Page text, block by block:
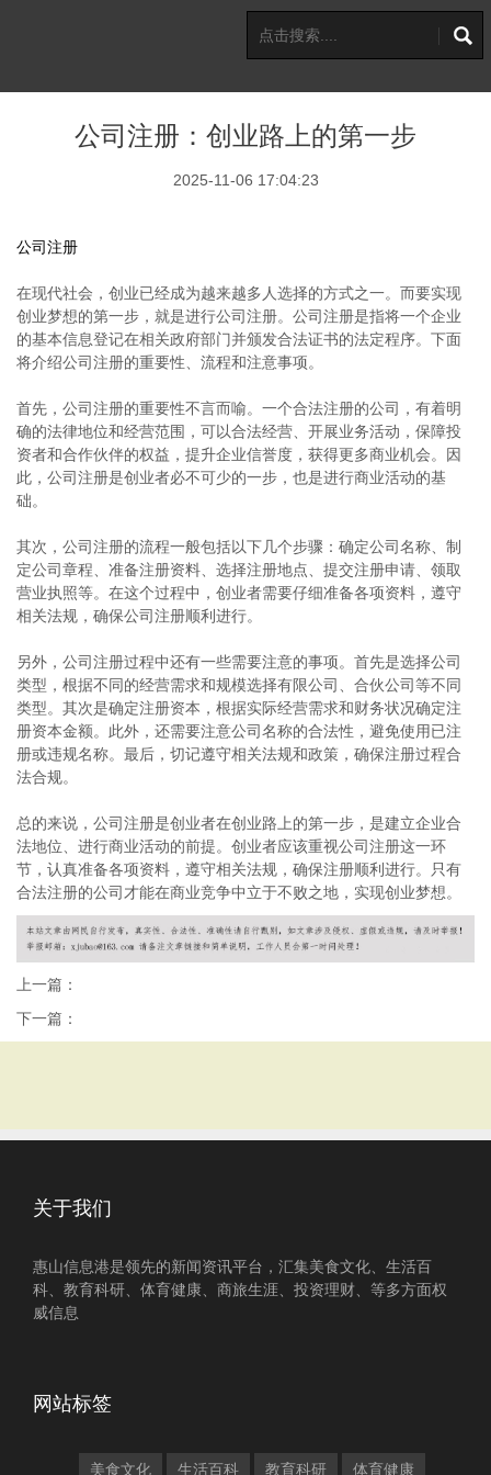
公司注册：创业路上的第一步
2025-11-06 17:04:23
公司注册
在现代社会，创业已经成为越来越多人选择的方式之一。而要实现
创业梦想的第一步，就是进行公司注册。公司注册是指将一个企业
的基本信息登记在相关政府部门并颁发合法证书的法定程序。下面
将介绍公司注册的重要性、流程和注意事项。
首先，公司注册的重要性不言而喻。一个合法注册的公司，有着明
确的法律地位和经营范围，可以合法经营、开展业务活动，保障投
资者和合作伙伴的权益，提升企业信誉度，获得更多商业机会。因
此，公司注册是创业者必不可少的一步，也是进行商业活动的基
础。
其次，公司注册的流程一般包括以下几个步骤：确定公司名称、制
定公司章程、准备注册资料、选择注册地点、提交注册申请、领取
营业执照等。在这个过程中，创业者需要仔细准备各项资料，遵守
相关法规，确保公司注册顺利进行。
另外，公司注册过程中还有一些需要注意的事项。首先是选择公司
类型，根据不同的经营需求和规模选择有限公司、合伙公司等不同
类型。其次是确定注册资本，根据实际经营需求和财务状况确定注
册资本金额。此外，还需要注意公司名称的合法性，避免使用已注
册或违规名称。最后，切记遵守相关法规和政策，确保注册过程合
法合规。
总的来说，公司注册是创业者在创业路上的第一步，是建立企业合
法地位、进行商业活动的前提。创业者应该重视公司注册这一环
节，认真准备各项资料，遵守相关法规，确保注册顺利进行。只有
合法注册的公司才能在商业竞争中立于不败之地，实现创业梦想。
上一篇：
下一篇：
关于我们
惠山信息港是领先的新闻资讯平台，汇集美食文化、生活百
科、教育科研、体育健康、商旅生涯、投资理财、等多方面权
威信息
网站标签
美食文化 生活百科 教育科研 体育健康